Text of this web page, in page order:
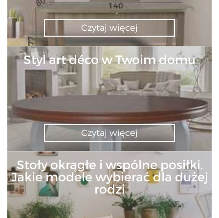
Czytaj więcej
Styl art déco w Twoim domu
Czytaj więcej
Stoły okrągłe i wspólne posiłki.
Jakie modele wybierać dla dużej
rodzi